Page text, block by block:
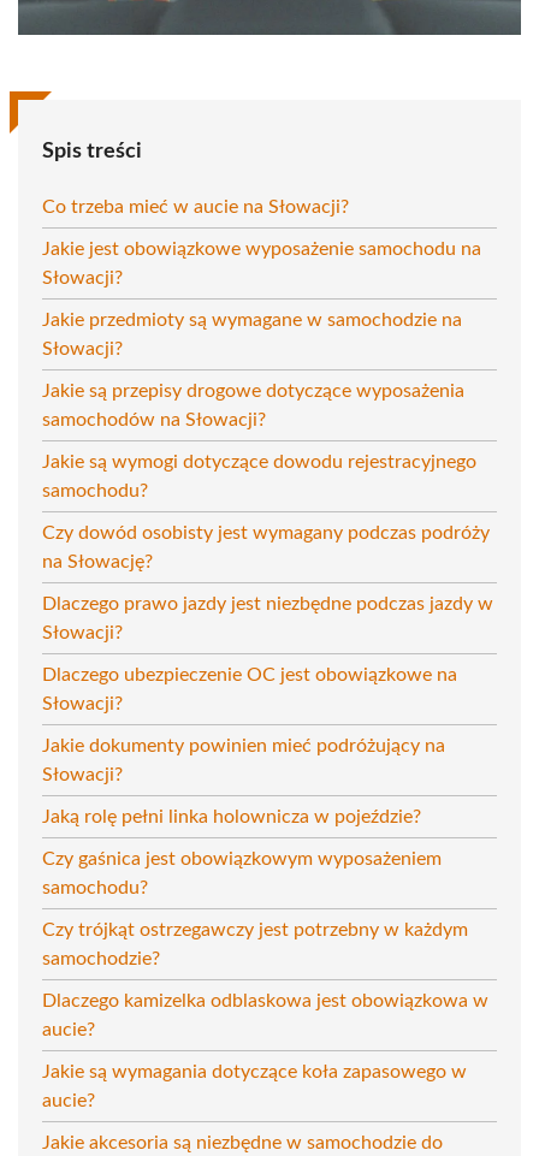
Spis treści
Co trzeba mieć w aucie na Słowacji?
Jakie jest obowiązkowe wyposażenie samochodu na
Słowacji?
Jakie przedmioty są wymagane w samochodzie na
Słowacji?
Jakie są przepisy drogowe dotyczące wyposażenia
samochodów na Słowacji?
Jakie są wymogi dotyczące dowodu rejestracyjnego
samochodu?
Czy dowód osobisty jest wymagany podczas podróży
na Słowację?
Dlaczego prawo jazdy jest niezbędne podczas jazdy w
Słowacji?
Dlaczego ubezpieczenie OC jest obowiązkowe na
Słowacji?
Jakie dokumenty powinien mieć podróżujący na
Słowacji?
Jaką rolę pełni linka holownicza w pojeździe?
Czy gaśnica jest obowiązkowym wyposażeniem
samochodu?
Czy trójkąt ostrzegawczy jest potrzebny w każdym
samochodzie?
Dlaczego kamizelka odblaskowa jest obowiązkowa w
aucie?
Jakie są wymagania dotyczące koła zapasowego w
aucie?
Jakie akcesoria są niezbędne w samochodzie do